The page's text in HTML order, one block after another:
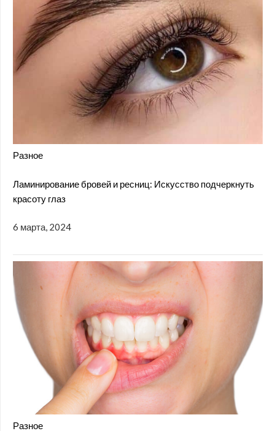
Разное
Ламинирование бровей и ресниц: Искусство подчеркнуть
красоту глаз
6 марта, 2024
Разное